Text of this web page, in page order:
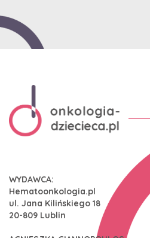
WYDAWCA:
Hematoonkologia.pl
ul. Jana Kilińskiego 18
20-809 Lublin